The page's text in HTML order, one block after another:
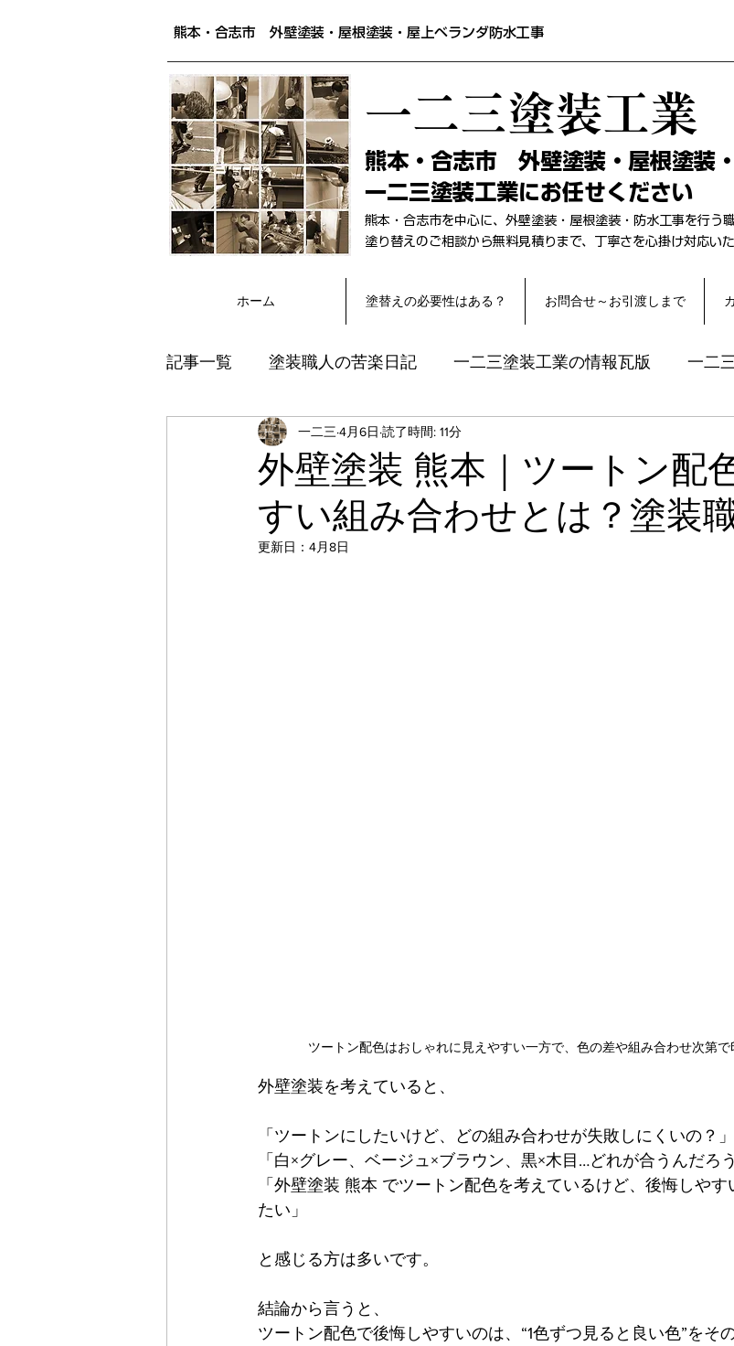
熊本・合志市 外壁塗装・屋根塗装・屋上ベランダ防水工事
一二三塗装工業
熊本・合志市 外壁塗装・屋根塗装
一二三塗装工業にお任せください
熊本・合志市を中心に、外壁塗装・屋根塗装・防水工事を行う
塗り替えのご相談から無料見積りまで、丁寧さを心掛け対応いた
ホーム 塗替えの必要性はある？ お問合せ～お引渡しまで
記事一覧 塗装職人の苦楽日記 一二三塗装工業の情報瓦版 一二
施工事例 お知らせ タキロン張り替え
シーリング工事 補修工事 テナント塗装工事 洗浄工事
外壁塗装 熊本｜ツートン配
すい組み合わせとは？塗装
一二三 4月6日 読了時間: 11分
更新日： 4月8日
ツートン配色はおしゃれに見えやすい一方で、色の差や組み合わせ次第で
外壁塗装を考えていると、
「ツートンにしたいけど、どの組み合わせが失敗しにくいの？」
「白×グレー、ベージュ×ブラウン、黒×木目…どれが合うんだろう
「外壁塗装 熊本 でツートン配色を考えているけど、後悔しや
たい」
と感じる方は多いです。
結論から言うと、
ツートン配色で後悔しやすいのは、“1色ずつ見ると良い色”をそ